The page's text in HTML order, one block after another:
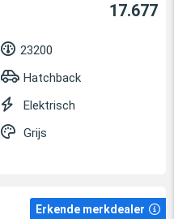
17.677
23200
Hatchback
Elektrisch
Grijs
Erkende merkdealer